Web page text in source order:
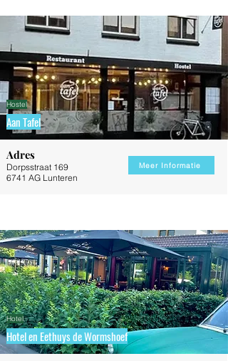
Aan Tafel
Hostel
Adres
Dorpsstraat 169
6741 AG Lunteren
Meer Informatie
Hotel en Eethuys de Wormshoef
Hotel